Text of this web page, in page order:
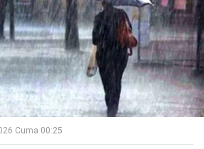
Cuma 00:25